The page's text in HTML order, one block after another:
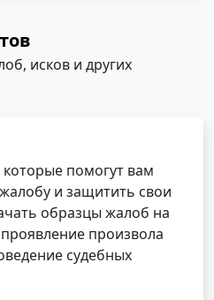
исков и других
помогут вам
и защитить свои
образцы жалоб на
произвола
судебных